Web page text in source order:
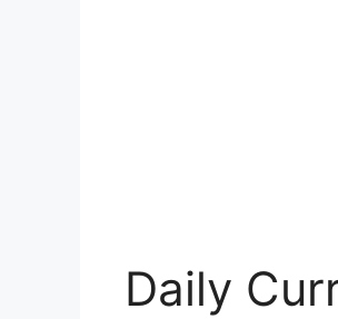
Daily